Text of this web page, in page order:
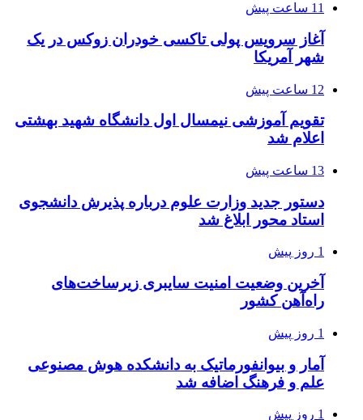
11 ساعت پیش
آغاز سرویس پولی تاکسی خودران زوکس در یک
شهر آمریکا
12 ساعت پیش
تقویم آموزشی نیمسال اول دانشگاه شهید بهشتی
اعلام شد
13 ساعت پیش
دستور جدید وزارت علوم درباره پذیرش دانشجوی
استاد محور ابلاغ شد
1 روز پیش
آخرین وضعیت امنیت سایبری زیرساخت‌های
راه‌آهن کشور
1 روز پیش
آمار و بیوانفورماتیک به دانشکده هوش مصنوعی
علم و فرهنگ اضافه شد
1 روز پیش